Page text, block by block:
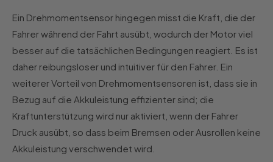
Ein Drehmomentsensor hingegen misst die Kraft, die der
Fahrer während der Fahrt ausübt, wodurch der Motor viel
besser auf die tatsächlichen Bedingungen reagiert. Es ist
daher reibungsloser und intuitiver für den Fahrer. Ein
weiterer Vorteil von Drehmomentsensoren ist, dass sie in
Bezug auf die Akkuleistung effizienter sind; die
Kraftunterstützung wird nur aktiviert, wenn der Fahrer
Druck ausübt, so dass beim Bremsen oder Ausrollen keine
Akkuleistung verschwendet wird.